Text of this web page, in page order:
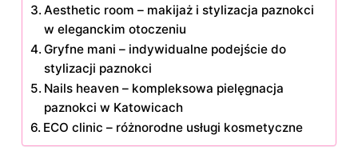
Aesthetic room – makijaż i stylizacja paznokci
w eleganckim otoczeniu
Gryfne mani – indywidualne podejście do
stylizacji paznokci
Nails heaven – kompleksowa pielęgnacja
paznokci w Katowicach
ECO clinic – różnorodne usługi kosmetyczne